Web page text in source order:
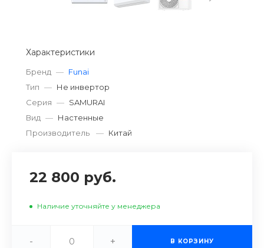
Характеристики
Бренд — Funai
Тип — Не инвертор
Серия — SAMURAI
Вид — Настенные
Производитель
— Китай
22 800 руб.
Наличие уточняйте у менеджера
- + В КОРЗИНУ